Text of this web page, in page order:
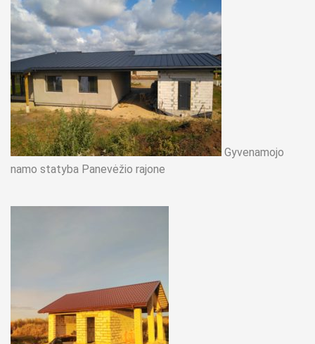
Gyvenamojo
namo statyba Panevėžio rajone